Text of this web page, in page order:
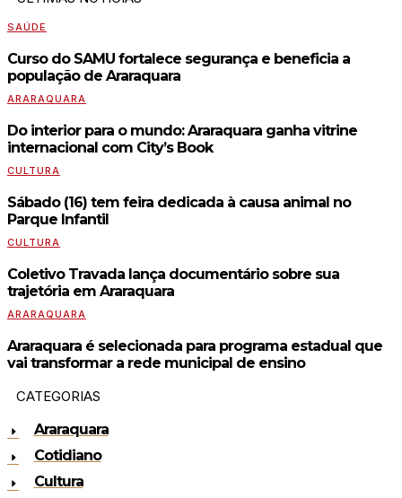
SAÚDE
Curso do SAMU fortalece segurança e beneficia a
população de Araraquara
ARARAQUARA
Do interior para o mundo: Araraquara ganha vitrine
internacional com City’s Book
CULTURA
Sábado (16) tem feira dedicada à causa animal no
Parque Infantil
CULTURA
Coletivo Travada lança documentário sobre sua
trajetória em Araraquara
ARARAQUARA
Araraquara é selecionada para programa estadual que
vai transformar a rede municipal de ensino
CATEGORIAS
Araraquara
Cotidiano
Cultura